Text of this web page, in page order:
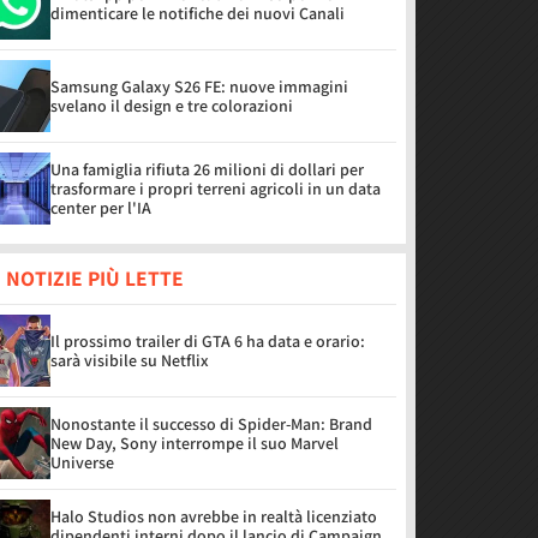
dimenticare le notifiche dei nuovi Canali
Samsung Galaxy S26 FE: nuove immagini
svelano il design e tre colorazioni
Una famiglia rifiuta 26 milioni di dollari per
trasformare i propri terreni agricoli in un data
center per l'IA
NOTIZIE PIÙ LETTE
Il prossimo trailer di GTA 6 ha data e orario:
sarà visibile su Netflix
Nonostante il successo di Spider-Man: Brand
New Day, Sony interrompe il suo Marvel
Universe
Halo Studios non avrebbe in realtà licenziato